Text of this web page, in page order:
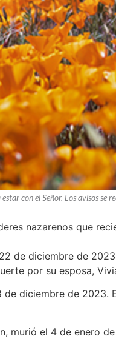
con el Señor. Los avisos se
nazarenos que
de diciembre de
por su esposa,
diciembre de
murió el 4 de enero